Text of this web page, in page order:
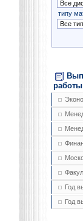
типу
работы
Год
Год